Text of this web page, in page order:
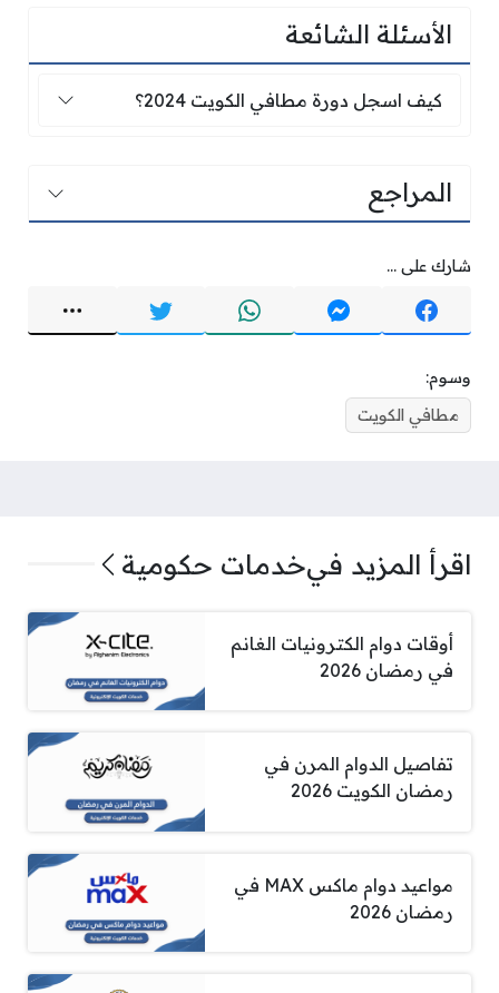
الأسئلة الشائعة
كيف اسجل دورة مطافي الكويت 2024؟
كيف اسجل دورة مطافي الكويت 2024؟
المراجع
شارك على ...
وسوم:
مطافي الكويت
اقرأ المزيد فيخدمات حكومية
أوقات دوام الكترونيات الغانم
في رمضان 2026
تفاصيل الدوام المرن في
رمضان الكويت 2026
مواعيد دوام ماكس MAX في
رمضان 2026